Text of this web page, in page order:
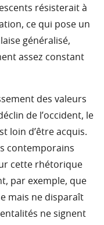
résisterait à
ce qui pose un
généralisé,
assez constant
des valeurs
de l’occident, le
loin d’être acquis.
contemporains
cette rhétorique
par exemple, que
mais ne disparaît
ne signent